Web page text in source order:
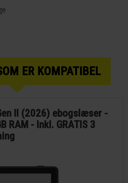
ER KOMPATIBEL
II (2026) ebogslæser -
RAM - Inkl. GRATIS 3